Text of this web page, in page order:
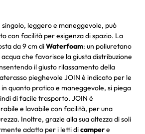
leggero e maneggevole, può
con facilità per esigenza di spazio. La
da 9 cm diWaterfoam: un poliuretano
che favorisce la giusta distribuzione
il giusto rilassamento della
pieghevole JOIN è indicato per le
quanto pratico e maneggevole, si piega
di facile trasporto. JOIN è
e lavabile con facilità, per una
Inoltre, grazie alla sua altezza di soli
adatto per i letti dicampere